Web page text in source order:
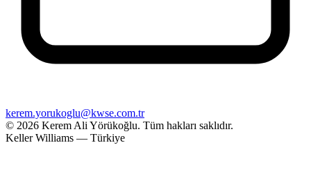
kerem.yorukoglu@kwse.com.tr
© 2026 Kerem Ali Yörükoğlu. Tüm hakları saklıdır.
Keller Williams — Türkiye